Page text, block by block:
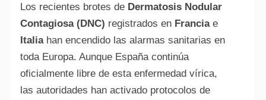
Los recientes brotes de Dermatosis Nodular
Contagiosa (DNC) registrados en Franciae
Italiahan encendido las alarmas sanitarias en
toda Europa. Aunque España continúa
oficialmente libre de esta enfermedad vírica,
las autoridades han activado protocolos de